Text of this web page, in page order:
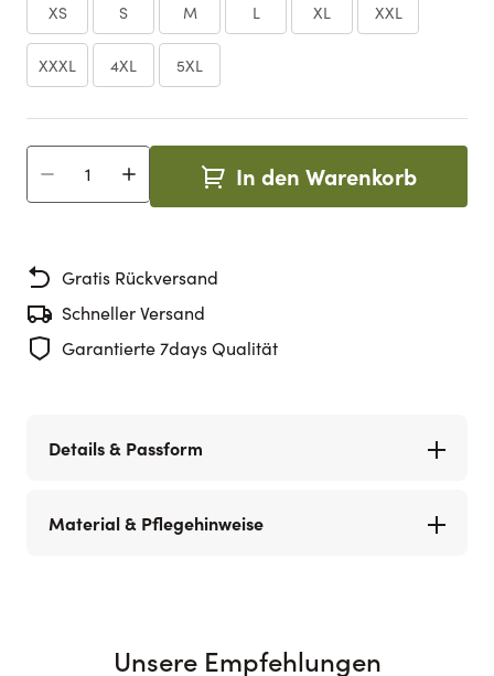
XS S M L XL XXL
XXXL 4XL 5XL
Menge In den Warenkorb
Gratis Rückversand
Schneller Versand
Garantierte 7days Qualität
Details & Passform
Material & Pflegehinweise
Unsere Empfehlungen